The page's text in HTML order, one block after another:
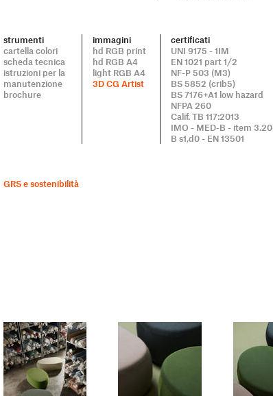
strumenti
cartella colori
scheda tecnica
istruzioni per la
manutenzione
brochure
immagini
hd RGB print
hd RGB A4
light RGB A4
3D CG Artist
certificati
UNI 9175 - 1IM
EN 1021 part 1/2
NF-P 503 (M3)
BS 5852 (crib5)
BS 7176+A1 low hazard
NFPA 260
Calif. TB 117:2013
IMO - MED-B - item 3.20
B s1,d0 - EN 13501
GRS e sostenibilità